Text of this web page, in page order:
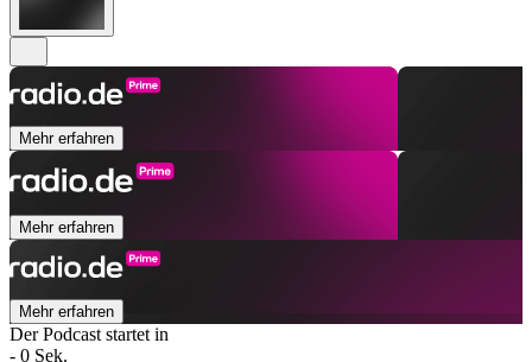
Mehr erfahren
Mehr erfahren
Mehr erfahren
Der Podcast startet in
- 0 Sek.